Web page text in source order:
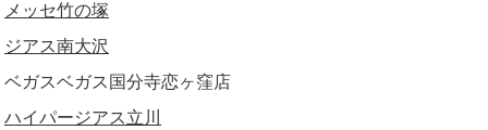
メッセ竹の塚
ジアス南大沢
ベガスベガス国分寺恋ヶ窪店
ハイパージアス立川